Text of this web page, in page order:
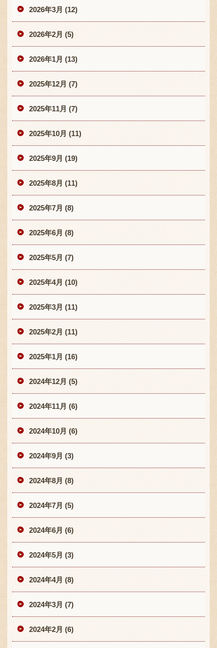
2026年3月 (12)
2026年2月 (5)
2026年1月 (13)
2025年12月 (7)
2025年11月 (7)
2025年10月 (11)
2025年9月 (19)
2025年8月 (11)
2025年7月 (8)
2025年6月 (8)
2025年5月 (7)
2025年4月 (10)
2025年3月 (11)
2025年2月 (11)
2025年1月 (16)
2024年12月 (5)
2024年11月 (6)
2024年10月 (6)
2024年9月 (3)
2024年8月 (8)
2024年7月 (5)
2024年6月 (6)
2024年5月 (3)
2024年4月 (8)
2024年3月 (7)
2024年2月 (6)